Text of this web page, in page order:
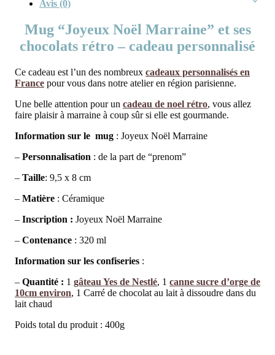
Avis (0)
Mug “Joyeux Noël Marraine” et ses
chocolats rétro – cadeau personnalisé
Ce cadeau est l’un des nombreux cadeaux personnalisés en
France pour vous dans notre atelier en région parisienne.
Une belle attention pour un cadeau de noel rétro, vous allez
faire plaisir à marraine à coup sûr si elle est gourmande.
Information sur le mug : Joyeux Noël Marraine
– Personnalisation : de la part de “prenom”
– Taille: 9,5 x 8 cm
– Matière : Céramique
– Inscription : Joyeux Noël Marraine
– Contenance : 320 ml
Information sur les confiseries :
– Quantité : 1 gâteau Yes de Nestlé, 1 canne sucre d’orge de
10cm environ, 1 Carré de chocolat au lait à dissoudre dans du
lait chaud
Poids total du produit : 400g